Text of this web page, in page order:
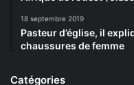
18 septembre 2019
Pasteur d’église, il
chaussures de femme
Catégories